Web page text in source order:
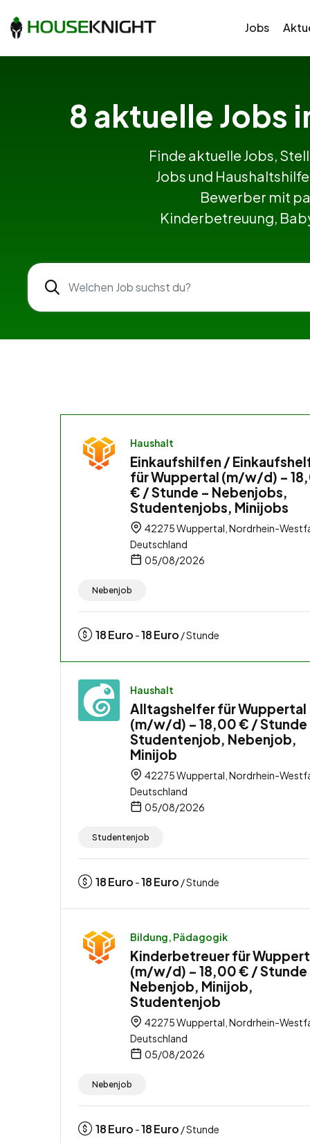
Jobs
8 aktuelle Jobs
Finde aktuelle Jobs,
Jobs und
Bewerber mit
Kinderbetreuung,
Haushalt
Einkaufshilfen /
für Wuppertal (m/w/d) –
€ / Stunde – Nebenjobs,
Studentenjobs, Minijobs
42275 Wuppertal, Nordrhein-
Deutschland
05/08/2026
Nebenjob
18Euro -18Euro / Stunde
Haushalt
Alltagshelfer für Wuppertal
(m/w/d) – 18,00 € / Stunde
Studentenjob, Nebenjob,
Minijob
42275 Wuppertal, Nordrhein-
Deutschland
05/08/2026
Studentenjob
18Euro -18Euro / Stunde
Bildung, Pädagogik
Kinderbetreuer für
(m/w/d) – 18,00 € / Stunde
Nebenjob, Minijob,
Studentenjob
42275 Wuppertal, Nordrhein-
Deutschland
05/08/2026
Nebenjob
18Euro -18Euro / Stunde